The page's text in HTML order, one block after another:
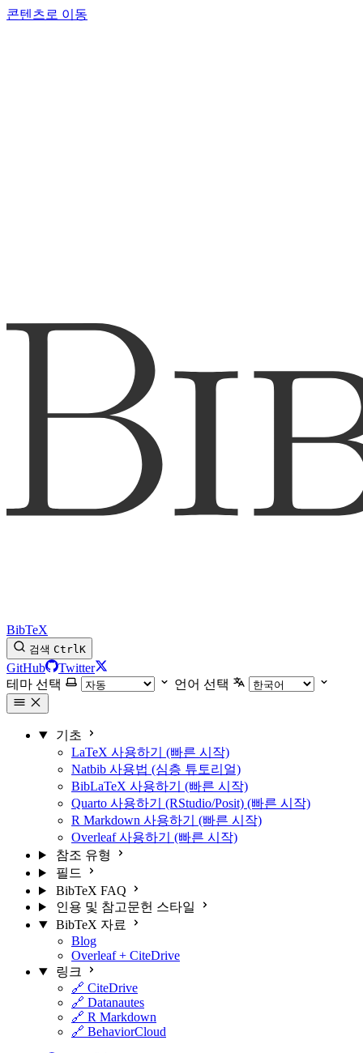
콘텐츠로 이동
BibTeX
검색 CtrlK
GitHub
Twitter
테마 선택
언어 선택
기초
LaTeX 사용하기 (빠른 시작)
Natbib 사용법 (심층 튜토리얼)
BibLaTeX 사용하기 (빠른 시작)
Quarto 사용하기 (RStudio/Posit) (빠른 시작)
R Markdown 사용하기 (빠른 시작)
Overleaf 사용하기 (빠른 시작)
참조 유형
필드
BibTeX FAQ
인용 및 참고문헌 스타일
BibTeX 자료
Blog
Overleaf + CiteDrive
링크
🔗 CiteDrive
🔗 Datanautes
🔗 R Markdown
🔗 BehaviorCloud